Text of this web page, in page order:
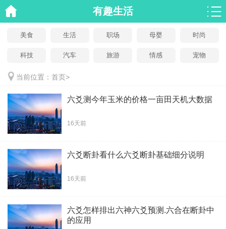
有趣生活
美食 生活 职场 母婴 时尚
科技 汽车 旅游 情感 宠物
当前位置： 首页>
六爻测今年玉米的价格一亩田天机大数据
16天前
六爻断卦看什么六爻断卦基础细分说明
16天前
六爻怎样排出六神六爻预测.六合在断卦中
的应用